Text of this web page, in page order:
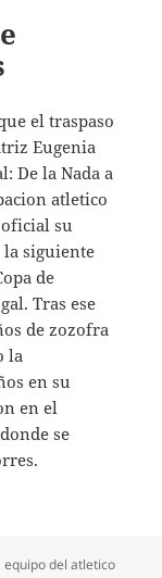
el traspaso
Eugenia
De la Nada a
atletico
su
la siguiente
de
Tras ese
de zozofra
la
en su
en el
se
Etiquetas
equipo del atletico